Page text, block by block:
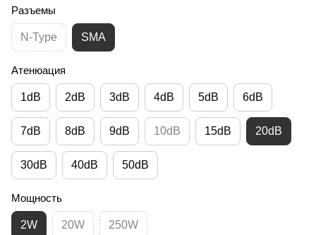
Разъемы
N-Type SMA
Атенюация
1dB 2dB 3dB 4dB 5dB 6dB
7dB 8dB 9dB 10dB 15dB 20dB
30dB 40dB 50dB
Мощность
2W 20W 250W